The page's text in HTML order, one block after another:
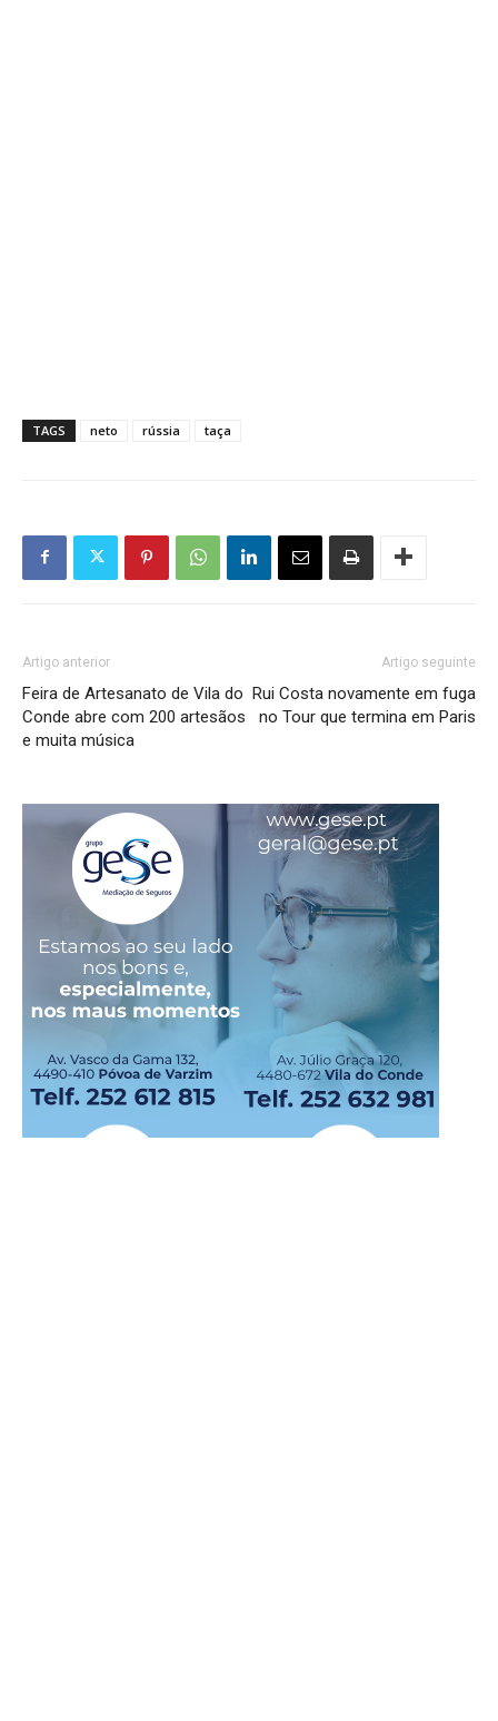
TAGS neto rússia taça
Artigo anterior
Feira de Artesanato de Vila do
Conde abre com 200 artesãos
e muita música
Artigo seguinte
Rui Costa novamente em fuga
no Tour que termina em Paris